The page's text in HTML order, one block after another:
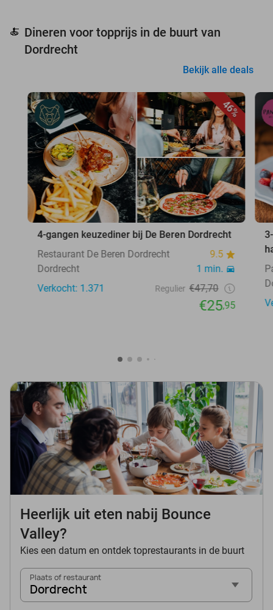
🍝 Dineren voor topprijs in de buurt van
Dordrecht
Bekijk alle deals
46%
4-gangen keuzediner bij De Beren Dordrecht
Restaurant De Beren Dordrecht
9.5
Dordrecht
1 min.
Verkocht: 1.371
Regulier €47,70
€25,95
Heerlijk uit eten nabij Bounce
Valley?
Kies een datum en ontdek toprestaurants in de buurt
Plaats of restaurant
Dordrecht